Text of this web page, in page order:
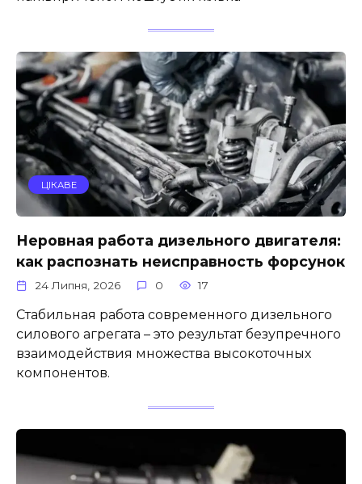
ЦІКАВЕ
Неровная работа дизельного двигателя:
как распознать неисправность форсунок
24 Липня, 2026 0 17
Стабильная работа современного дизельного
силового агрегата – это результат безупречного
взаимодействия множества высокоточных
компонентов.